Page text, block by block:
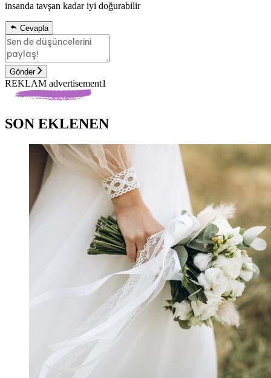
insanda tavşan kadar iyi doğurabilir
Cevapla
Gönder
REKLAM advertisement1
SON EKLENEN